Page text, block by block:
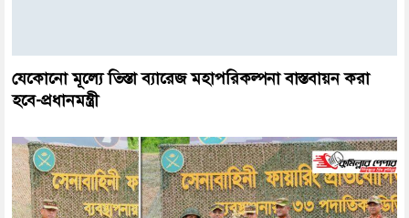
যেকোনো মূল্যে তিস্তা ব্যারেজ মহাপরিকল্পনা বাস্তবায়ন করা
হবে-প্রধানমন্ত্রী